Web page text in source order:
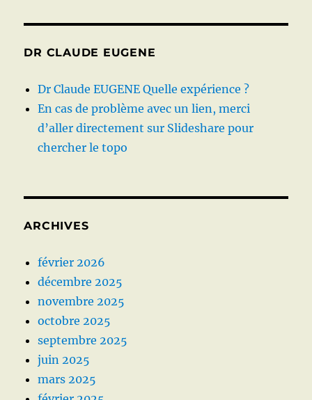
DR CLAUDE EUGENE
Dr Claude EUGENE Quelle expérience ?
En cas de problème avec un lien, merci
d’aller directement sur Slideshare pour
chercher le topo
ARCHIVES
février 2026
décembre 2025
novembre 2025
octobre 2025
septembre 2025
juin 2025
mars 2025